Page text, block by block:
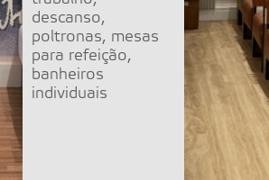
descanso,
poltronas, mesas
para refeição,
banheiros
individuais